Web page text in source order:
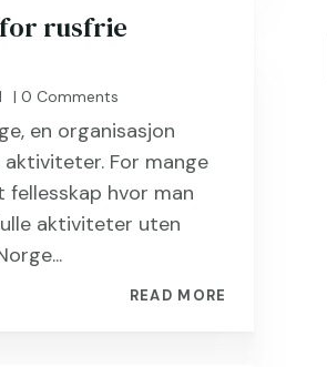
for rusfrie
| 0 Comments
en organisasjon
For mange
hvor man
aktiviteter uten
READ MORE